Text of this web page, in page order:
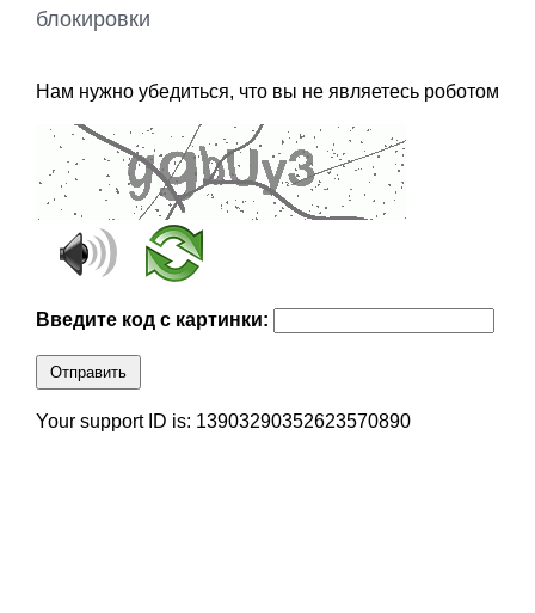
блокировки
Нам нужно убедиться, что вы не являетесь роботом
Введите код с картинки:
Отправить
Your support ID is: 13903290352623570890